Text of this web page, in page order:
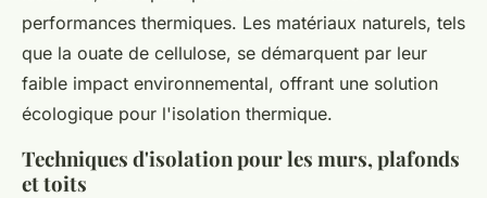
performances thermiques. Les matériaux naturels, tels
que la ouate de cellulose, se démarquent par leur
faible impact environnemental, offrant une solution
écologique pour l'isolation thermique.
Techniques d'isolation pour les murs, plafonds
et toits